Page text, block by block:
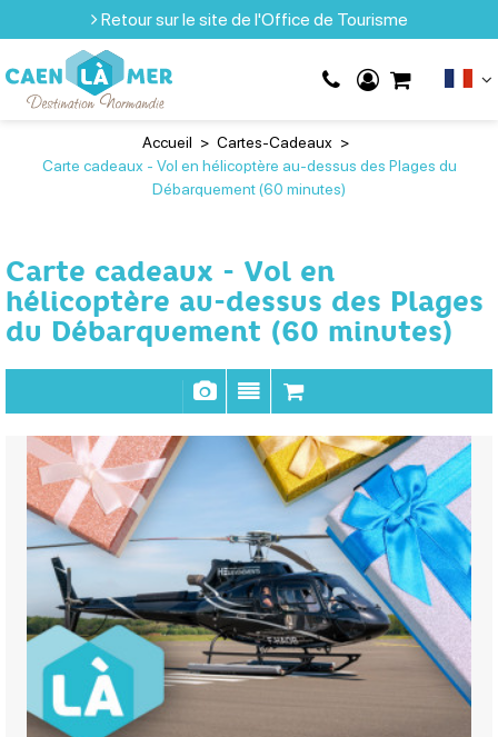
Retour sur le site de l'Office de Tourisme
Accueil > Cartes-Cadeaux >
Carte cadeaux - Vol en hélicoptère au-dessus des Plages du
Débarquement (60 minutes)
Carte cadeaux - Vol en
hélicoptère au-dessus des Plages
du Débarquement (60 minutes)